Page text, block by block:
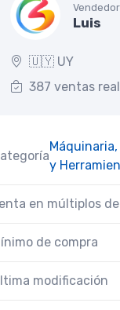
Vendedor
Luis
🇺🇾 UY
387 ventas
y
en múltiplos de
de compra
modificación